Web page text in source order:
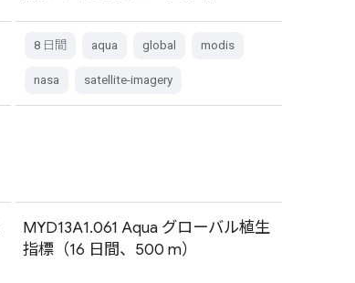
8 日間 aqua global modis
nasa satellite-imagery
MYD13A1.061 Aqua グローバル植生
指標（16 日間、500 m）